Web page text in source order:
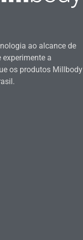
ao alcance de
experimente a
os produtos Millbody